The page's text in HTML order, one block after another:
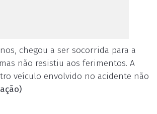
chegou a ser socorrida para a
não resistiu aos ferimentos. A
veículo envolvido no acidente não